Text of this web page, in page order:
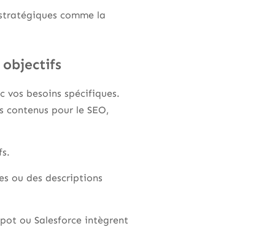
comme la
objectifs
vos besoins spécifiques.
pour le SEO,
ou des descriptions
ou Salesforce intègrent